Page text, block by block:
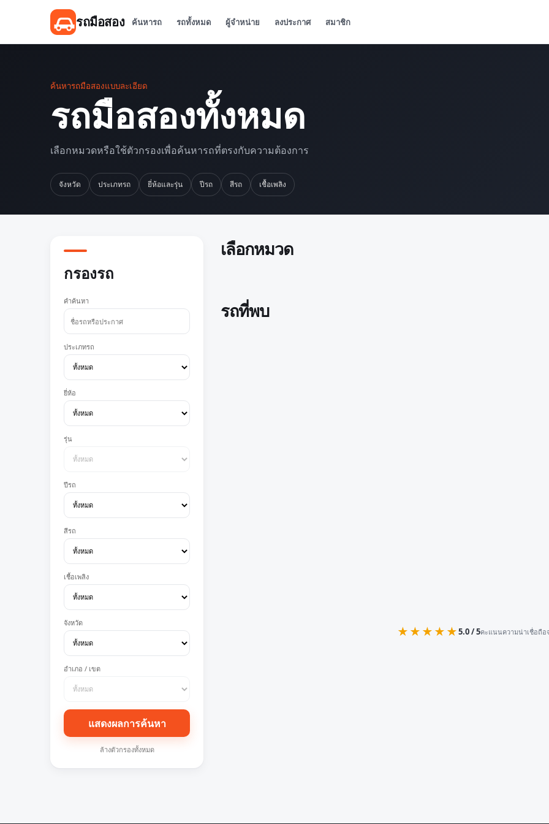
รถมือสอง ค้นหารถ รถทั้งหมด ผู้จำหน่าย ลงประกาศ สมาชิก
ค้นหารถมือสองแบบละเอียด
รถมือสองทั้งหมด
เลือกหมวดหรือใช้ตัวกรองเพื่อค้นหารถที่ตรงกับความต้องการ
จังหวัด ประเภทรถ ยี่ห้อและรุ่น ปีรถ สีรถ เชื้อเพลิง
กรองรถ
คำค้นหา
ประเภทรถ
ยี่ห้อ
รุ่น
ปีรถ
สีรถ
เชื้อเพลิง
จังหวัด
อำเภอ / เขต
แสดงผลการค้นหา
ล้างตัวกรองทั้งหมด
เลือกหมวด
รถที่พบ
★★★★★5.0 / 5คะแนนความน่าเชื่อถือ